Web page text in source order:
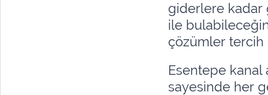
giderlere kadar
ile
çözümler tercih
Esentepe
sayesinde her